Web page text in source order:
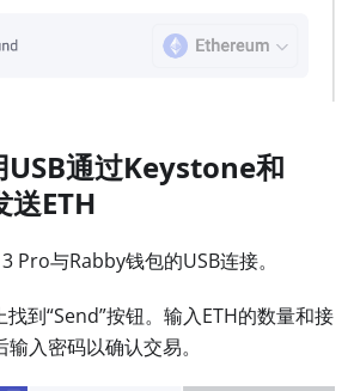
USB通过Keystone和
ETH
Pro与Rabby钱包的USB连接。
到“Send”按钮。输入ETH的数量和接
入密码以确认交易。